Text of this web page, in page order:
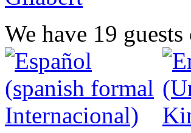
We have 19